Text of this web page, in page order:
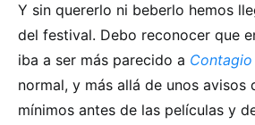
Y sin quererlo ni beberlo hemos
del festival. Debo reconocer que
iba a ser más parecido a Contagio
normal, y más allá de unos avisos
mínimos antes de las películas y